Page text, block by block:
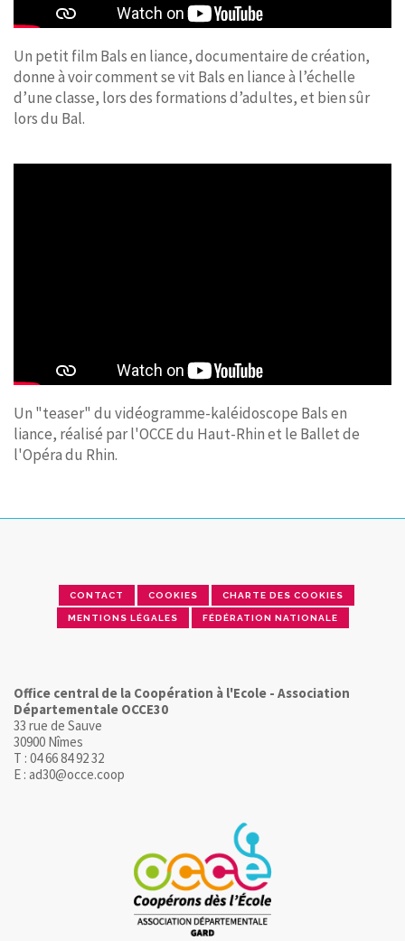
Un petit film Bals en liance, documentaire de création,
donne à voir comment se vit Bals en liance à l’échelle
d’une classe, lors des formations d’adultes, et bien sûr
lors du Bal.
Un "teaser" du vidéogramme-kaléidoscope Bals en
liance, réalisé par l'OCCE du Haut-Rhin et le Ballet de
l'Opéra du Rhin.
CONTACT COOKIES CHARTE DES COOKIES
MENTIONS LÉGALES FÉDÉRATION NATIONALE
Office central de la Coopération à l'Ecole - Association
Départementale OCCE30
33 rue de Sauve
30900 Nîmes
T : 04 66 84 92 32
E : ad30@occe.coop